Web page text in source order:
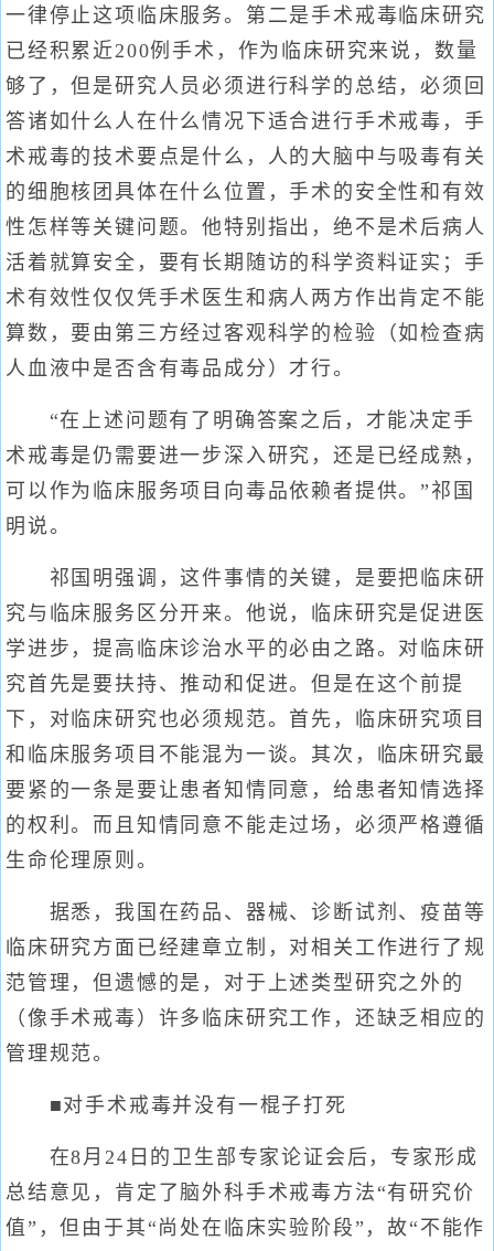
一律停止这项临床服务。第二是手术戒毒临床研究
已经积累近200例手术，作为临床研究来说，数量
够了，但是研究人员必须进行科学的总结，必须回
答诸如什么人在什么情况下适合进行手术戒毒，手
术戒毒的技术要点是什么，人的大脑中与吸毒有关
的细胞核团具体在什么位置，手术的安全性和有效
性怎样等关键问题。他特别指出，绝不是术后病人
活着就算安全，要有长期随访的科学资料证实；手
术有效性仅仅凭手术医生和病人两方作出肯定不能
算数，要由第三方经过客观科学的检验（如检查病
人血液中是否含有毒品成分）才行。
“在上述问题有了明确答案之后，才能决定手
术戒毒是仍需要进一步深入研究，还是已经成熟，
可以作为临床服务项目向毒品依赖者提供。”祁国
明说。
祁国明强调，这件事情的关键，是要把临床研
究与临床服务区分开来。他说，临床研究是促进医
学进步，提高临床诊治水平的必由之路。对临床研
究首先是要扶持、推动和促进。但是在这个前提
下，对临床研究也必须规范。首先，临床研究项目
和临床服务项目不能混为一谈。其次，临床研究最
要紧的一条是要让患者知情同意，给患者知情选择
的权利。而且知情同意不能走过场，必须严格遵循
生命伦理原则。
据悉，我国在药品、器械、诊断试剂、疫苗等
临床研究方面已经建章立制，对相关工作进行了规
范管理，但遗憾的是，对于上述类型研究之外的
（像手术戒毒）许多临床研究工作，还缺乏相应的
管理规范。
■对手术戒毒并没有一棍子打死
在8月24日的卫生部专家论证会后，专家形成
总结意见，肯定了脑外科手术戒毒方法“有研究价
值”，但由于其“尚处在临床实验阶段”，故“不能作